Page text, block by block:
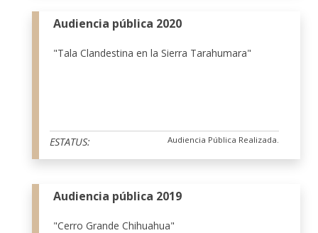
Audiencia pública 2020
"Tala Clandestina en la Sierra Tarahumara"
ESTATUS: Audiencia Pública Realizada.
Audiencia pública 2019
"Cerro Grande Chihuahua"